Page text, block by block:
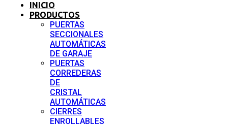
INICIO
PRODUCTOS
PUERTAS
SECCIONALES
AUTOMÁTICAS
DE GARAJE
PUERTAS
CORREDERAS
DE
CRISTAL
AUTOMÁTICAS
CIERRES
ENROLLABLES